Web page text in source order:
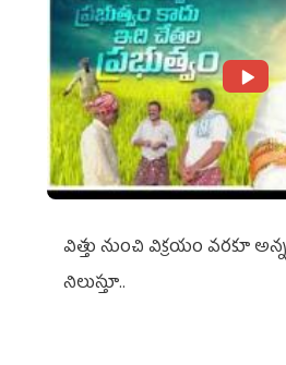
విత్తు నుంచి విక్రయం వరకూ
నిలుస్తూ..